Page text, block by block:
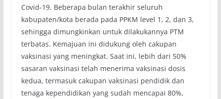
Covid-19. Beberapa bulan terakhir seluruh
kabupaten/kota berada pada PPKM level 1, 2, dan 3,
sehingga dimungkinkan untuk dilakukannya PTM
terbatas. Kemajuan ini didukung oleh cakupan
vaksinasi yang meningkat. Saat ini, lebih dari 50%
sasaran vaksinasi telah menerima vaksinasi dosis
kedua, termasuk cakupan vaksinasi pendidik dan
tenaga kependidikan yang sudah mencapai 80%,